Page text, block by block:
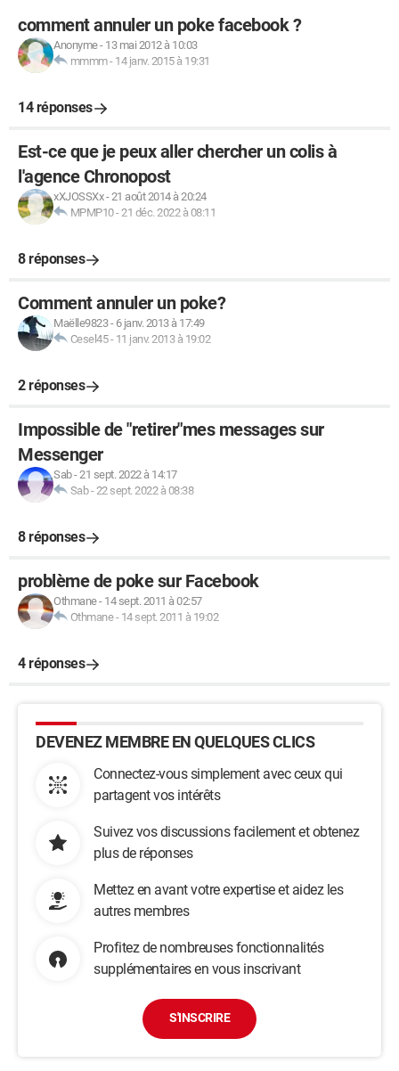
comment annuler un poke facebook ?
Anonyme- 13 mai 2012 à 10:03
mmmm- 14 janv. 2015 à 19:31
14 réponses
Est-ce que je peux aller chercher un colis à
l'agence Chronopost
xXJOSSXx-21 août 2014 à 20:24
MPMP10-21 déc. 2022 à 08:11
8 réponses
Comment annuler un poke?
Maëlle9823- 6 janv. 2013 à 17:49
Cesel45- 11 janv. 2013 à 19:02
2 réponses
Impossible de "retirer"mes messages sur
Messenger
Sab-21 sept. 2022 à 14:17
Sab-22 sept. 2022 à 08:38
8 réponses
problème de poke sur Facebook
Othmane- 14 sept. 2011 à 02:57
Othmane- 14 sept. 2011 à 19:02
4 réponses
DEVENEZ MEMBRE EN QUELQUES CLICS
Connectez-vous simplement avec ceux qui
partagent vos intérêts
Suivez vos discussions facilement et obtenez
plus de réponses
Mettez en avant votre expertise et aidez les
autres membres
Profitez de nombreuses fonctionnalités
supplémentaires en vous inscrivant
S'INSCRIRE